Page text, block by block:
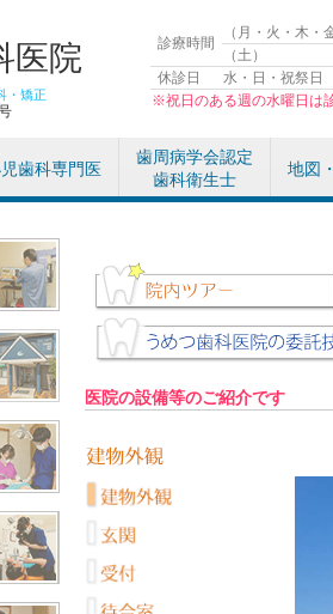
医院
・矯正
診療時間
（月・火・木・
（土）
休診日
水・日・祝祭日
※祝日のある週の水曜日は
歯科専門医
歯周病学会認定
歯科衛生士
地図
医院の設備等のご紹介です